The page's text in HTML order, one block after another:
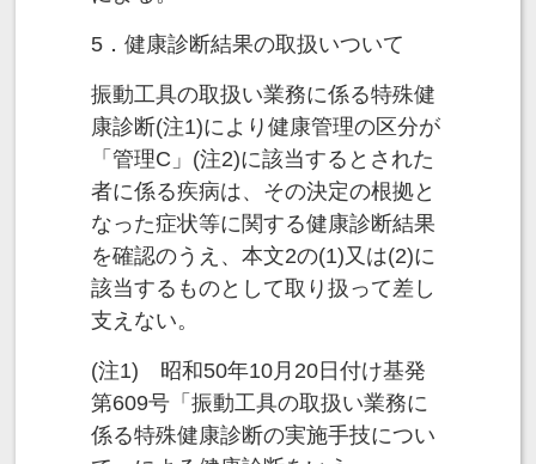
5．健康診断結果の取扱いついて
振動工具の取扱い業務に係る特殊健
康診断(注1)により健康管理の区分が
「管理C」(注2)に該当するとされた
者に係る疾病は、その決定の根拠と
なった症状等に関する健康診断結果
を確認のうえ、本文2の(1)又は(2)に
該当するものとして取り扱って差し
支えない。
(注1) 昭和50年10月20日付け基発
第609号「振動工具の取扱い業務に
係る特殊健康診断の実施手技につい